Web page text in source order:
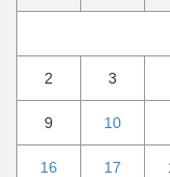
2 3
9 10
16 17